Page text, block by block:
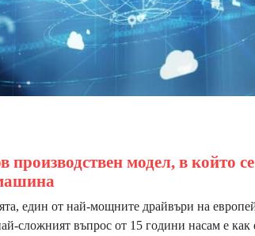
производствен модел, в който
един от най-мощните драйвъри на
сложният въпрос от 15 години насам е как